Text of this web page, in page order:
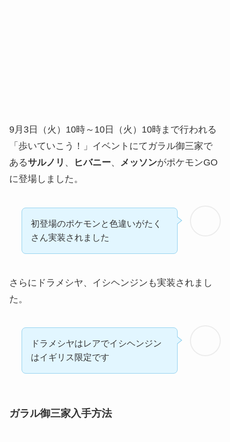
9月3日（火）10時～10日（火）10時まで行われる
「歩いていこう！」イベントにてガラル御三家で
あるサルノリ 、 ヒバニー、 メッソンがポケモンGO
に登場しました。
初登場のポケモンと色違いがたく
さん実装されました
さらにドラメシヤ、イシヘンジンも実装されまし
た。
ドラメシヤはレアでイシヘンジン
はイギリス限定です
ガラル御三家入手方法